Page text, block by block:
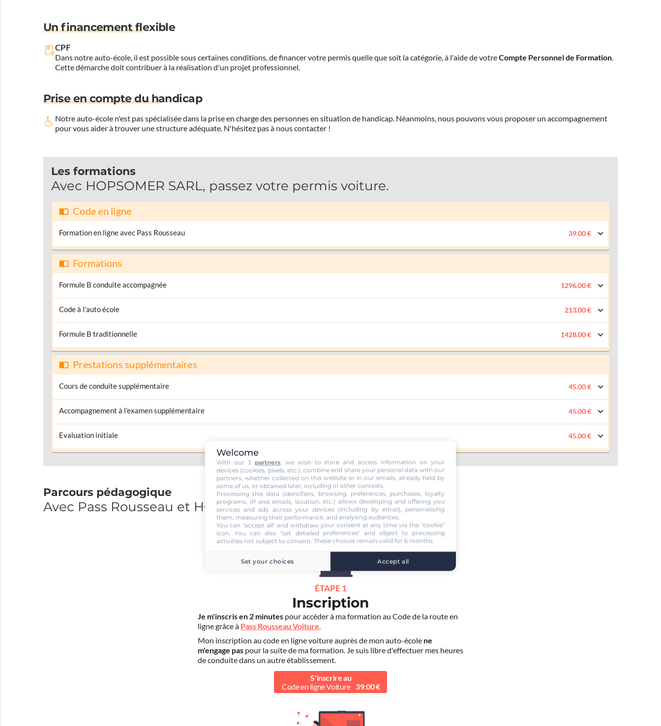
Un financement flexible
CPF
Dans notre auto-école, il est possible sous certaines conditions, de financer votre permis quelle que soit la catégorie, à l'aide de votreCompte Personnel de Formation.
Cette démarche doit contribuer à la réalisation d'un projet professionnel.
Prise en compte du handicap
Notre auto-école n'est pas spécialisée dans la prise en charge des personnes en situation de handicap. Néanmoins, nous pouvons vous proposer un accompagnement
pour vous aider à trouver une structure adéquate. N'hésitez pas à nous contacter !
Les formations
Avec HOPSOMER SARL, passez votre permis voiture.
Code en ligne
Formation en ligne avec Pass Rousseau 39.00 €
Formations
Formule B conduite accompagnée 1296.00 €
Code à l'auto école 213.00 €
Formule B traditionnelle 1428.00 €
Prestations supplémentaires
Cours de conduite supplémentaire 45.00 €
Accompagnement à l’examen supplémentaire 45.00 €
Evaluation initiale 45.00 €
Parcours pédagogique
Avec Pass Rousseau et HOPSOMER SARL
ÉTAPE 1
Inscription
Je m'inscris en 2 minutes pour accéder à ma formation au Code de la route en
ligne grâce à Pass Rousseau Voiture.
Mon inscription au code en ligne voiture auprès de mon auto-école ne
m'engage pas pour la suite de ma formation. Je suis libre d'effectuer mes heures
de conduite dans un autre établissement.
S'inscrire au
Code en ligne Voiture
39.00 €
Welcome
With our 3 partners, we wish to store and access information on your
devices (cookies, pixels, etc.), combine and share your personal data with our
partners, whether collected on this website or in our emails, already held by
some of us, or obtained later, including in other contexts.
Processing this data (identifiers, browsing, preferences, purchases, loyalty
programs, IP and emails, location, etc.) allows developing and offering you
services and ads across your devices (including by email), personalising
them, measuring their performance, and analysing audiences.
You can "accept all" and withdraw your consent at any time via the "cookie"
icon . You can also "set detailed preferences" and object to processing
activities not subject to consent. These choices remain valid for 6 months.
Set your choices Accept all